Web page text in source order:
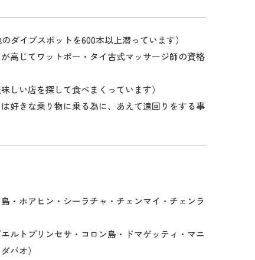
ダイブスポットを600本以上潜っています）
高じてワットポー・タイ古式マッサージ師の資格
しい店を探して食べまくっています）
好きな乗り物に乗る為に、あえて遠回りをする事
・ホアヒン・シーラチャ・チェンマイ・チェンラ
ルトプリンセサ・コロン島・ドマゲッティ・マニ
ダバオ）